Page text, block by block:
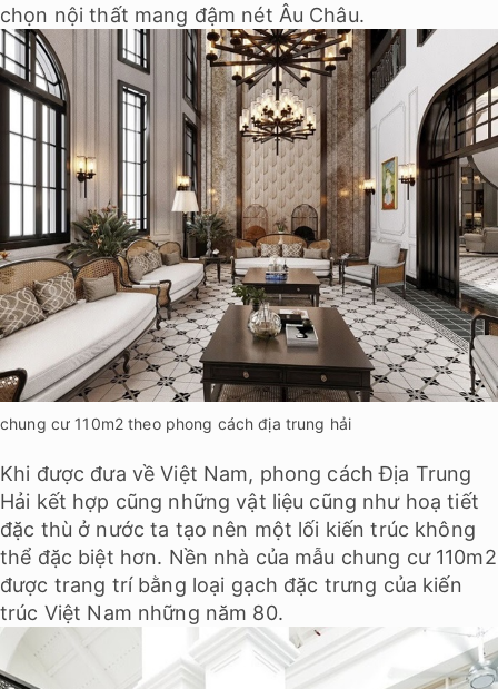
chọn nội thất mang đậm nét Âu Châu.
chung cư 110m2 theo phong cách địa trung hải
Khi được đưa về Việt Nam, phong cách Địa Trung
Hải kết hợp cũng những vật liệu cũng như hoạ tiết
đặc thù ở nước ta tạo nên một lối kiến trúc không
thể đặc biệt hơn. Nền nhà của mẫu chung cư 110m2
được trang trí bằng loại gạch đặc trưng của kiến
trúc Việt Nam những năm 80.